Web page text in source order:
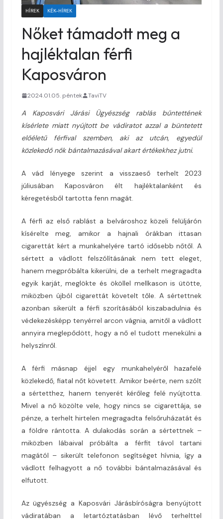
HÍREK KÉK-HÍREK
Nőket támadott meg a
hajléktalan férfi
Kaposváron
2024.01.05. péntek TaviTV
A Kaposvári Járási Ügyészség rablás bűntettének
kísérlete miatt nyújtott be vádiratot azzal a büntetett
előéletű férfival szemben, aki az utcán, egyedül
közlekedő nők bántalmazásával akart értékekhez jutni.
A vád lényege szerint a visszaeső terhelt 2023
júliusában Kaposváron élt hajléktalanként és
kéregetésből tartotta fenn magát.
A férfi az első rablást a belvároshoz közeli felüljárón
kísérelte meg, amikor a hajnali órákban ittasan
cigarettát kért a munkahelyére tartó idősebb nőtől. A
sértett a vádlott felszólításának nem tett eleget,
hanem megpróbálta kikerülni, de a terhelt megragadta
egyik karját, meglökte és ököllel mellkason is ütötte,
miközben újból cigarettát követelt tőle. A sértettnek
azonban sikerült a férfi szorításából kiszabadulnia és
védekezésképp tenyérrel arcon vágnia, amitől a vádlott
annyira meglepődött, hogy a nő el tudott menekülni a
helyszínről.
A férfi másnap éjjel egy munkahelyéről hazafelé
közlekedő, fiatal nőt követett. Amikor beérte, nem szólt
a sértetthez, hanem tenyerét kérőleg felé nyújtotta.
Mivel a nő közölte vele, hogy nincs se cigarettája, se
pénze, a terhelt hirtelen megragadta felsőruházatát és
a földre rántotta. A dulakodás során a sértettnek –
miközben lábaival próbálta a férfit távol tartani
magától – sikerült telefonon segítséget hívnia, így a
vádlott felhagyott a nő további bántalmazásával és
elfutott.
Az ügyészség a Kaposvári Járásbíróságra benyújtott
vádiratában a letartóztatásban lévő terhelttel